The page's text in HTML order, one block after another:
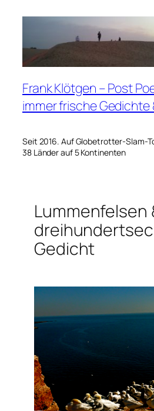
Frank Klötgen – Post
immer frische Gedichte
Seit 2016. Auf Globetrotter-Slam-
38 Länder auf 5 Kontinenten
Lummenfelsen
Gedicht